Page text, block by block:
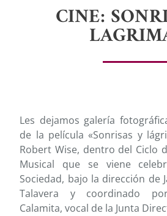
CINE:
Les dejamos galería
de la película «Sonrisas y
Robert Wise, dentro del Ciclo
Musical que se viene
Sociedad, bajo la dirección de
Talavera y coordinado
Calamita, vocal de la Junta